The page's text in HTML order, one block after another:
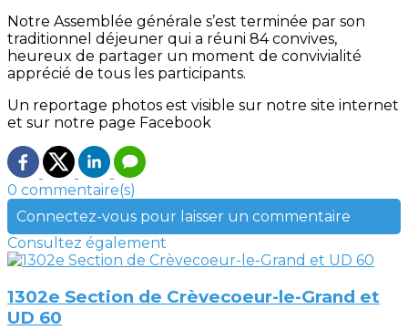
Notre Assemblée générale s’est terminée par son
traditionnel déjeuner qui a réuni 84 convives,
heureux de partager un moment de convivialité
apprécié de tous les participants.
Un reportage photos est visible sur notre site internet
et sur notre page Facebook
0 commentaire(s)
Connectez-vous pour laisser un commentaire
Consultez également
1302e Section de Crèvecoeur-le-Grand et
UD 60